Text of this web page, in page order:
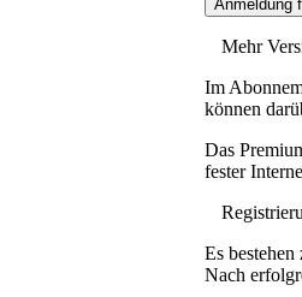
Mehr
Im
können
Das
fester
Es
Nach